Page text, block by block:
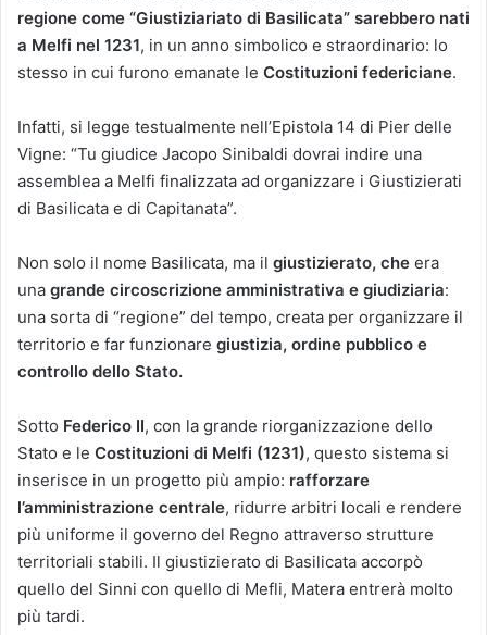
regione come “Giustiziariato di Basilicata” sarebbero nati
a Melfi nel 1231, in un anno simbolico e straordinario: lo
stesso in cui furono emanate le Costituzioni federiciane.
Infatti, si legge testualmente nell’Epistola 14 di Pier delle
Vigne: “Tu giudice Jacopo Sinibaldi dovrai indire una
assemblea a Melfi finalizzata ad organizzare i Giustizierati
di Basilicata e di Capitanata”.
Non solo il nome Basilicata, ma il giustizierato, che era
una grande circoscrizione amministrativa e giudiziaria:
una sorta di “regione” del tempo, creata per organizzare il
territorio e far funzionare giustizia, ordine pubblico e
controllo dello Stato.
Sotto Federico II, con la grande riorganizzazione dello
Stato e le Costituzioni di Melfi (1231), questo sistema si
inserisce in un progetto più ampio: rafforzare
l’amministrazione centrale, ridurre arbitri locali e rendere
più uniforme il governo del Regno attraverso strutture
territoriali stabili. Il giustizierato di Basilicata accorpò
quello del Sinni con quello di Mefli, Matera entrerà molto
più tardi.